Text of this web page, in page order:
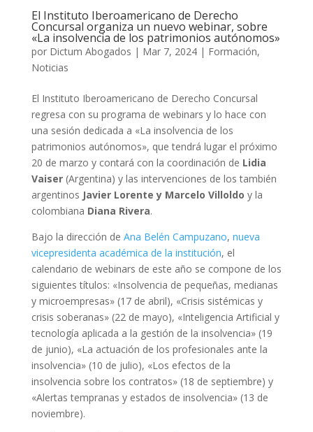
El Instituto Iberoamericano de Derecho
Concursal organiza un nuevo webinar, sobre
«La insolvencia de los patrimonios autónomos»
por Dictum Abogados | Mar 7, 2024| Formación,
Noticias
El Instituto Iberoamericano de Derecho Concursal
regresa con su programa de webinars y lo hace con
una sesión dedicada a «La insolvencia de los
patrimonios autónomos», que tendrá lugar el próximo
20 de marzo y contará con la coordinación de Lidia
Vaiser (Argentina) y las intervenciones de los también
argentinos Javier Lorente y Marcelo Villoldo y la
colombiana Diana Rivera.
Bajo la dirección de Ana Belén Campuzano, nueva
vicepresidenta académica de la institución, el
calendario de webinars de este año se compone de los
siguientes títulos: «Insolvencia de pequeñas, medianas
y microempresas» (17 de abril), «Crisis sistémicas y
crisis soberanas» (22 de mayo), «Inteligencia Artificial y
tecnología aplicada a la gestión de la insolvencia» (19
de junio), «La actuación de los profesionales ante la
insolvencia» (10 de julio), «Los efectos de la
insolvencia sobre los contratos» (18 de septiembre) y
«Alertas tempranas y estados de insolvencia» (13 de
noviembre).